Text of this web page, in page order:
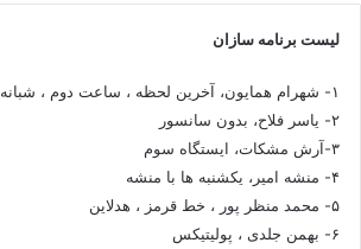
لیست برنامه سازان
۱- شهرام همایون، آخرین لحظه ، ساعت دوم ، شبانه
۲- یاسر فلاح، بدون سانسور
۳-آرش مشکات، ایستگاه سوم
۴- منشه امیر، یکشنبه ها با منشه
۵- محمد منظر پور ، خط قرمز ، هدلاین
۶- بهمن جلدی ، پولیتیکس